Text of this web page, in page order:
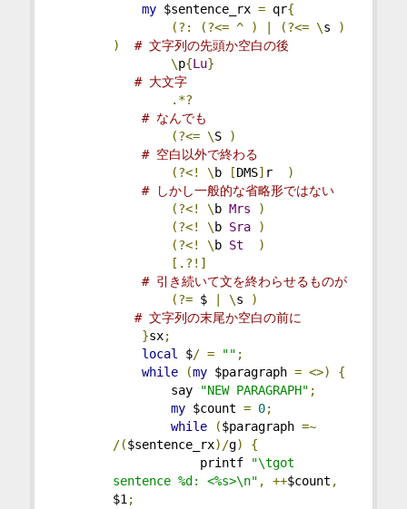
my $sentence_rx = qr{
(?:
(?<= ^ ) (?<= \s
)
)
# 文字列の先頭か空白の後
\p{Lu}
# 大文字
.*?
# なんでも
(?<= \S
)
# 空白以外で終わる
(?<!
\ b [DMS] r
)
# しかし一般的な省略形ではない
(?<!
\ b Mrs
)
(?<!
\ b Sra
)
(?<!
\ b St
)
[.?!]
# 引き続いて文を終わらせるものが
(?= $ \s
)
# 文字列の末尾か空白の前に
}sx;
local
$/ = "" ;
while
(my $paragraph = <>)
{
say
"NEW PARAGRAPH" ;
my $count = 0;
while
($paragraph =~
/($sentence_rx)/g)
{
printf
"\tgot
sentence %d: <%s>\n" , ++$count ,
$1 ;